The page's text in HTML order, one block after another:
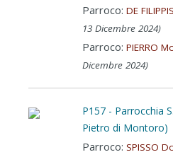
Parroco:DE
13 Dicembre 2024)
Parroco:PIERRO
Dicembre 2024)
P157 - Parrocchia
Pietro di Montoro)
Parroco:SPISSO